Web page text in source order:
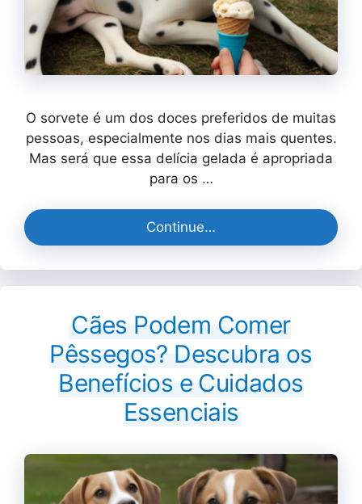
O sorvete é um dos doces preferidos de muitas
pessoas, especialmente nos dias mais quentes.
Mas será que essa delícia gelada é apropriada
para os …
Continue…
Cães Podem Comer
Pêssegos? Descubra os
Benefícios e Cuidados
Essenciais